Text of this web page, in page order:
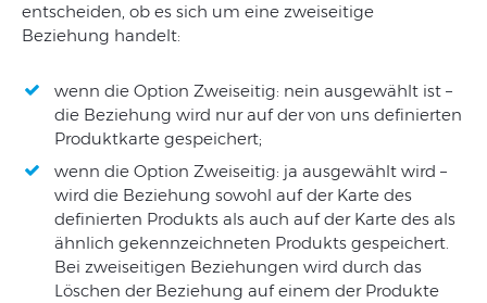
entscheiden, ob es sich um eine zweiseitige
Beziehung handelt:
wenn die Option Zweiseitig: nein ausgewählt ist –
die Beziehung wird nur auf der von uns definierten
Produktkarte gespeichert;
wenn die Option Zweiseitig: ja ausgewählt wird –
wird die Beziehung sowohl auf der Karte des
definierten Produkts als auch auf der Karte des als
ähnlich gekennzeichneten Produkts gespeichert.
Bei zweiseitigen Beziehungen wird durch das
Löschen der Beziehung auf einem der Produkte